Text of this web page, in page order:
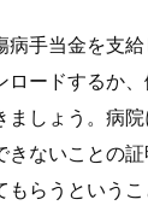
手当金を支給
ードするか
しょう。病
ないことの
らうという